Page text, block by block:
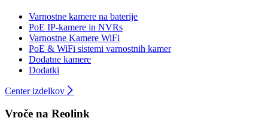
Varnostne kamere na baterije
PoE IP-kamere in NVRs
Varnostne Kamere WiFi
PoE & WiFi sistemi varnostnih kamer
Dodatne kamere
Dodatki
Center izdelkov
Vroče na Reolink